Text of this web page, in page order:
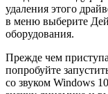
удаления этого
в меню выберите
оборудования.
Прежде чем
попробуйте
со звуком Windows